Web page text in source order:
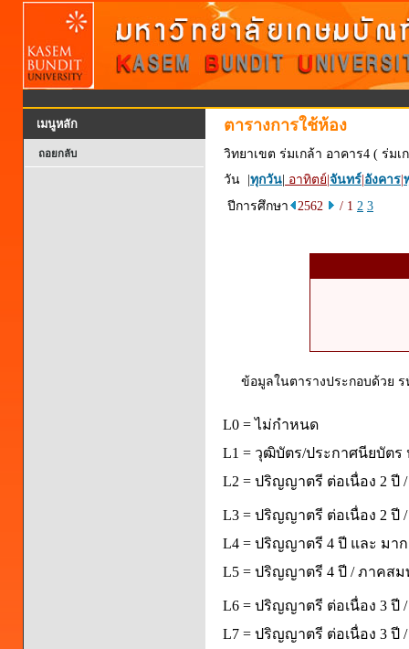
เมนูหลัก
ถอยกลับ
ตารางการใช้ห้อง
วิทยาเขต ร่มเกล้า อาคาร4 ( ร่มเ
วัน | ทุกวัน อาทิตย์ จันทร์ อังคาร
ปีการศึกษา
2562 / 1 2 3
ข้อมูลในตารางประกอบด้วย
L0 = ไม่กำหนด
L1 = วุฒิบัตร/ประกาศนียบัตร
L2 = ปริญญาตรี ต่อเนื่อง 2 ปี
L3 = ปริญญาตรี ต่อเนื่อง 2 ปี
L4 = ปริญญาตรี 4 ปี และ มา
L5 = ปริญญาตรี 4 ปี / ภาคส
L6 = ปริญญาตรี ต่อเนื่อง 3 ปี
L7 = ปริญญาตรี ต่อเนื่อง 3 ปี